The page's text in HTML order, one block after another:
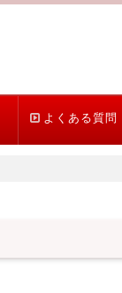
よくある質問